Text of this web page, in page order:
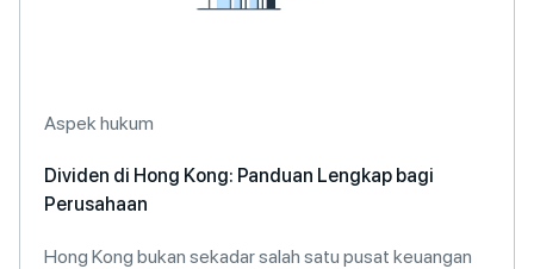
Aspek hukum
Dividen di Hong Kong: Panduan Lengkap bagi
Perusahaan
Hong Kong bukan sekadar salah satu pusat keuangan